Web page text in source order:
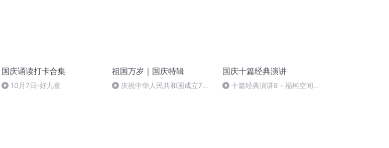
国庆诵读打卡合集
10月7日-好儿童
祖国万岁｜国庆特辑
庆祝中华人民共和国成立73
国庆十篇经典演讲
十篇经典演讲8 - 福柯空间回